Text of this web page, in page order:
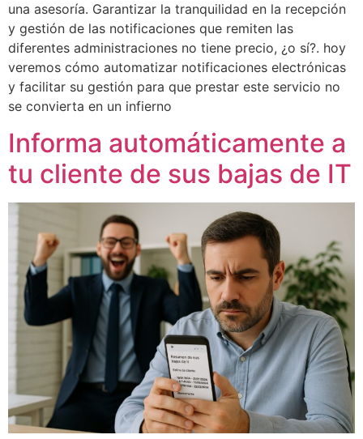
una asesoría. Garantizar la tranquilidad en la recepción
y gestión de las notificaciones que remiten las
diferentes administraciones no tiene precio, ¿o sí?. hoy
veremos cómo automatizar notificaciones electrónicas
y facilitar su gestión para que prestar este servicio no
se convierta en un infierno
Informa automáticamente a
tu cliente de sus bajas de IT